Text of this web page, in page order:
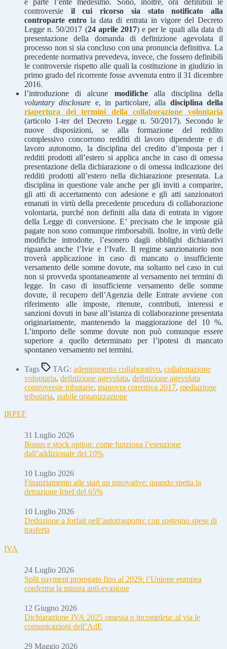
controversie il cui ricorso sia stato notificato alla
controparte entro la data di entrata in vigore del Decreto
Legge n. 50/2017 (24 aprile 2017) e per le quali alla data di
presentazione della domanda di definizione agevolata il
processo non si sia concluso con una pronuncia definitiva. La
precedente normativa prevedeva, invece, che fossero definibili
le controversie rispetto alle quali la costituzione in giudizio in
primo grado del ricorrente fosse avvenuta entro il 31 dicembre
2016.
l’introduzione di alcune modifichealla disciplina della
voluntary disclosure e, in particolare, alla disciplina della
riapertura dei termini della collaborazione volontaria
(articolo 1-ter del Decreto Legge n. 50/2017). Secondo le
nuove disposizioni, se alla formazione del reddito
complessivo concorrono redditi di lavoro dipendente e di
lavoro autonomo, la disciplina del credito d’imposta per i
redditi prodotti all’estero si applica anche in caso di omessa
presentazione della dichiarazione o di omessa indicazione dei
redditi prodotti all’estero nella dichiarazione presentata. La
disciplina in questione vale anche per gli inviti a comparire,
gli atti di accertamento con adesione e gli atti sanzionatori
emanati in virtù della precedente procedura di collaborazione
volontaria, purché non definiti alla data di entrata in vigore
della Legge di conversione. E’ precisato che le imposte già
pagate non sono comunque rimborsabili. Inoltre, in virtù delle
modifiche introdotte, l’esonero dagli obblighi dichiarativi
riguarda anche l’Ivie e l’Ivafe. Il regime sanzionatorio non
troverà applicazione in caso di mancato o insufficiente
versamento delle somme dovute, ma soltanto nel caso in cui
non si provveda spontaneamente al versamento nei termini di
legge. In caso di insufficiente versamento delle somme
dovute, il recupero dell’Agenzia delle Entrate avviene con
riferimento alle imposte, ritenute, contributi, interessi e
sanzioni dovuti in base all’istanza di collaborazione presentata
originariamente, mantenendo la maggiorazione del 10 %.
L’importo delle somme dovute non può comunque essere
superiore a quello determinato per l’ipotesi di mancato
spontaneo versamento nei termini.
Tags TAG: adempimento collaborativo, collaborazione
volontaria, definizione agevolata, definizione agevolata
controversie tributarie, manovra correttiva 2017, mediazione
tributaria, stabile organizzazione
IRPEF
31 Luglio 2026
Bonus e stock option: come funziona l’esenzione
dall’addizionale del 10%
10 Luglio 2026
Finanziamento alle start up innovative: quando spetta la
detrazione Irpef del 65%
10 Luglio 2026
Deduzione a forfait nell’autotrasporto: con sostegno spese di
trasferta
IVA
24 Luglio 2026
Split payment prorogato fino al 2029: l’Unione europea
conferma la misura anti-evasione
12 Giugno 2026
Dichiarazione IVA 2025 omessa o incompleta: al via le
comunicazioni dell’AdE
29 Maggio 2026